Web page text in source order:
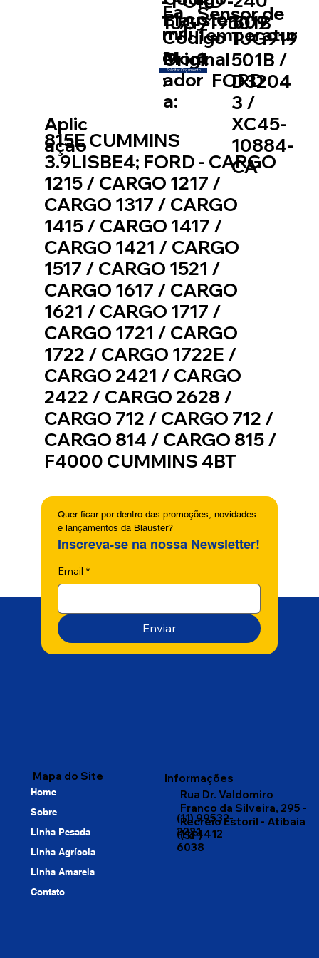
Aplic
ação
815E CUMMINS
3.9LISBE4; FORD - CARGO
1215 / CARGO 1217 /
CARGO 1317 / CARGO
1415 / CARGO 1417 /
CARGO 1421 / CARGO
1517 / CARGO 1521 /
CARGO 1617 / CARGO
1621 / CARGO 1717 /
CARGO 1721 / CARGO
1722 / CARGO 1722E /
CARGO 2421 / CARGO
2422 / CARGO 2628 /
CARGO 712 / CARGO 712 /
CARGO 814 / CARGO 815 /
F4000 CUMMINS 4BT
TJG919501B
809
TJG919
501B /
D3204
3 /
XC45-
10884-
CA
Código
Original
:
Mont
ador
a:
FORD
Sensor de
Temperatur
a
Fa
míli
a:
Blauster:
Solicitar Orçamento
Quer ficar por dentro das promoções, novidades
e lançamentos da Blauster?
Inscreva-se na nossa Newsletter!
Email *
Enviar
Informações
Rua Dr. Valdomiro
Franco da Silveira, 295 -
Recreio Estoril - Atibaia
(SP)
(11) 99532-
2221
(11) 4412
6038
Mapa do Site
Home
Sobre
Linha Pesada
Linha Agrícola
Linha Amarela
Contato